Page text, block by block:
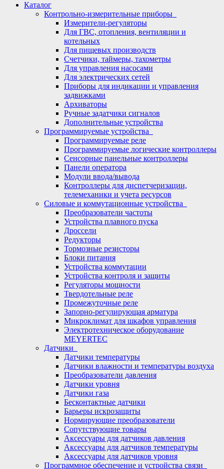
Каталог
Контрольно-измерительные приборы
Измерители-регуляторы
Для ГВС, отопления, вентиляции и
котельных
Для пищевых производств
Счетчики, таймеры, тахометры
Для управления насосами
Для электрических сетей
Приборы для индикации и управления
задвижками
Архиваторы
Ручные задатчики сигналов
Дополнительные устройства
Программируемые устройства
Программируемые реле
Программируемые логические контроллеры
Сенсорные панельные контроллеры
Панели оператора
Модули ввода/вывода
Контроллеры для диспетчеризации,
телемеханики и учета ресурсов
Силовые и коммутационные устройства
Преобразователи частоты
Устройства плавного пуска
Дроссели
Редукторы
Тормозные резисторы
Блоки питания
Устройства коммутации
Устройства контроля и защиты
Регуляторы мощности
Твердотельные реле
Промежуточные реле
Запорно-регулирующая арматура
Микроклимат для шкафов управления
Электротехническое оборудование
MEYERTEC
Датчики
Датчики температуры
Датчики влажности и температуры воздуха
Преобразователи давления
Датчики уровня
Датчики газа
Бесконтактные датчики
Барьеры искрозащиты
Нормирующие преобразователи
Сопутствующие товары
Аксессуары для датчиков давления
Аксессуары для датчиков температуры
Аксессуары для датчиков уровня
Программное обеспечение и устройства связи